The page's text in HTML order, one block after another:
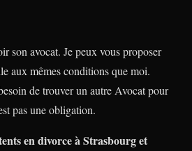
son avocat. Je peux vous proposer
aux mêmes conditions que moi.
de trouver un autre Avocat pour
pas une obligation.
en divorce à Strasbourg et